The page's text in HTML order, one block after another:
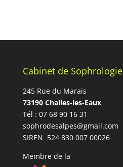
Cabinet de Sophrologie
245 Rue du Marais
73190 Challes-les-Eaux
Tél : 07 68 90 16 31
sophrodesalpes@gmail.com
SIREN 524 830 007 00026
Membre de la